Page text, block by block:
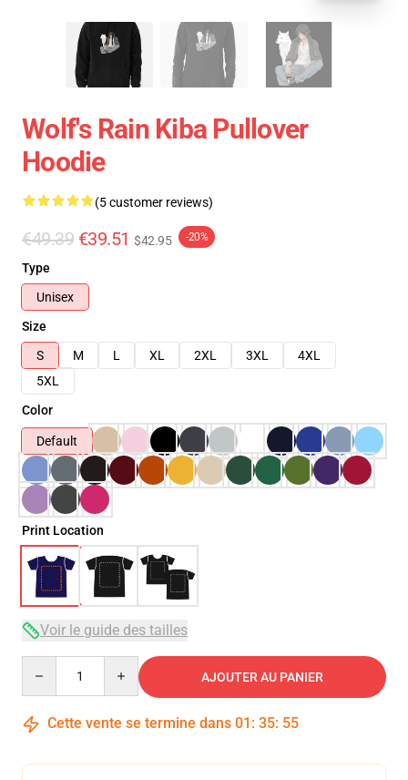
Wolf's Rain Kiba Pullover
Hoodie
(5 customer reviews)
€49.39 €39.51 $42.95 -20%
Type
Unisex
Size
S
M L XL 2XL 3XL
4XL
5XL
Color
Default
Print Location
Voir le guide des tailles
AJOUTER AU PANIER
Cette vente se termine dans 01 : 35: 54